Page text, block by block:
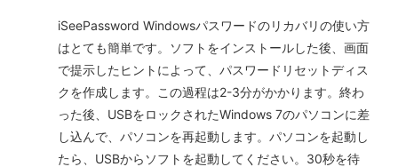
iSeePassword Windowsパスワードのリカバリの使い方
はとても簡単です。ソフトをインストールした後、画面
で提示したヒントによって、パスワードリセットディス
クを作成します。この過程は2-3分がかかります。終わ
った後、USBをロックされたWindows 7のパソコンに差
し込んで、パソコンを再起動します。パソコンを起動し
たら、USBからソフトを起動してください。30秒を待